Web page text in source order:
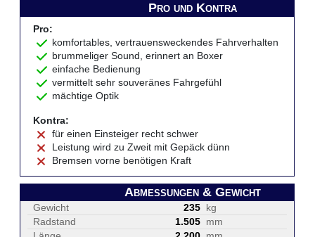
Pro und Kontra
Pro:
komfortables, vertrauensweckendes Fahrverhalten
brummeliger Sound, erinnert an Boxer
einfache Bedienung
vermittelt sehr souveränes Fahrgefühl
mächtige Optik
Kontra:
für einen Einsteiger recht schwer
Leistung wird zu Zweit mit Gepäck dünn
Bremsen vorne benötigen Kraft
Abmessungen & Gewicht
Gewicht 235 kg
Radstand
1.505 mm